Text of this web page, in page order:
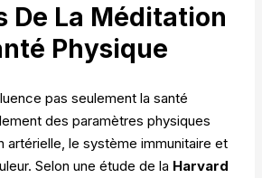
De La Méditation
Physique
pas seulement la santé
des paramètres physiques
artérielle, le système immunitaire et
Selon une étude de la Harvard